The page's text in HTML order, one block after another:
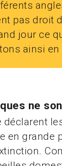
pas droit
jour ce
ainsi
ne
en grande